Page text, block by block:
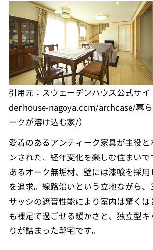
引用元：スウェーデンハウス公式サ
denhouse-nagoya.com/archcase/暮
ークが溶け込む家/）
愛着のあるアンティーク家具が主役と
ンされた、経年変化を楽しむ住まい
あるオーク無垢材、壁には漆喰を採
を追求。線路沿いという立地ながら
サッシの遮音性能により室内は驚く
も裸足で過ごせる暖かさと、独立型
りが詰まった邸宅です。